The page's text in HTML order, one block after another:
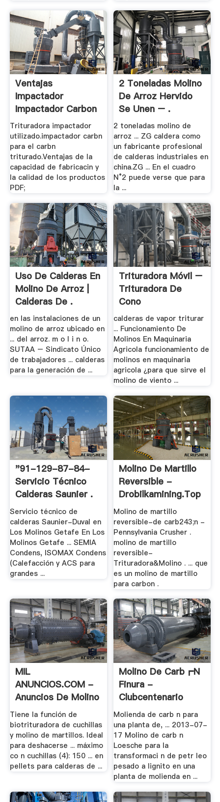
Ventajas
Impactador
Impactador Carbon
- .
Trituradora impactador
utilizado.impactador carbn
para el carbn
triturado.Ventajas de la
capacidad de fabricacin y
la calidad de los productos
PDF;
2 Toneladas Molino
De Arroz Hervido
Se Unen – .
2 toneladas molino de
arroz ... ZG caldera como
un fabricante profesional
de calderas industriales en
china.ZG ... En el cuadro
N°2 puede verse que para
la ...
Uso De Calderas En
Molino De Arroz |
Calderas De .
en las instalaciones de un
molino de arroz ubicado en
... del arroz. m o l i n o.
SUTAA – Sindicato Único
de trabajadores ... calderas
para la generación de ...
Trituradora Móvil –
Trituradora De
Cono
calderas de vapor triturar
... Funcionamiento De
Molinos En Maquinaria
Agricola funcionamiento de
molinos en maquinaria
agricola ¿para que sirve el
molino de viento ...
"91-129-87-84-
Servicio Técnico
Calderas Saunier .
Servicio técnico de
calderas Saunier-Duval en
Los Molinos Getafe En Los
Molinos Getafe ... SEMIA
Condens, ISOMAX Condens
(Calefacción y ACS para
grandes ...
Molino De Martillo
Reversible -
Drobilkamining.top
Molino de martillo
reversible-de carb243;n -
Pennsylvania Crusher .
molino de martillo
reversible-
Trituradora&Molino . ... que
es un molino de martillo
para carbon .
MIL
ANUNCIOS.COM -
Anuncios De Molino
.
Tiene la función de
biotrituradora de cuchillas
y molino de martillos. Ideal
para deshacerse ... máximo
co n cuchillas (4): 150 ... en
pellets para calderas de ...
Molino De Carb┏n
Finura -
Clubcentenario
Molienda de carb n para
una planta de, ... 2013-07-
17 Molino de carb n
Loesche para la
transformaci n de petr leo
pesado a lignito en una
planta de molienda en ...